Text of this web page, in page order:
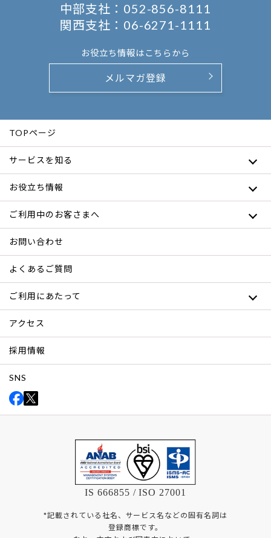
中部支社： 052-856-8111
関西支社： 06-6271-1111
お役立ち情報は こちらから
メルマガ登録
TOPページ
サービスを知る
お役立ち情報
ご利用中のお客さまへ
お問い合わせ
よくあるご質問
ご利用にあたって
アクセス
採用情報
SNS
IS 666855 / ISO 27001
*記載されている社名、サービス名などの固有名詞は
登録商標です。